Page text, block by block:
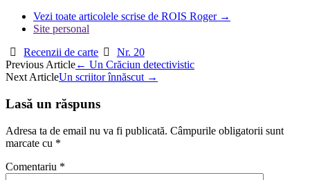
Vezi toate articolele scrise de ROIS Roger →
Site personal
Recenzii de carte
Nr. 20
Post
navigation
Previous Article← Un Crăciun detectivistic
Next ArticleUn scriitor înnăscut →
Lasă un răspuns
Adresa ta de email nu va fi publicată. Câmpurile obligatorii sunt
marcate cu *
Comentariu *